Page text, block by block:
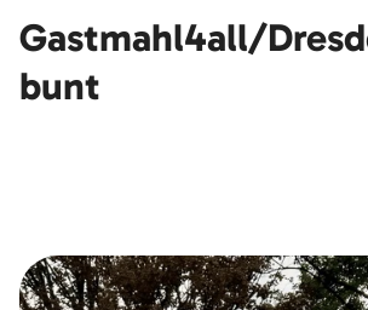
Gastmahl4all/
bunt